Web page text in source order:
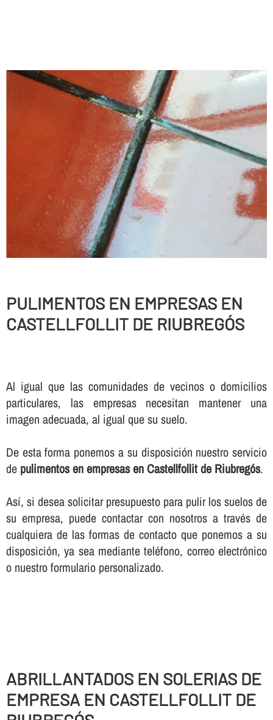
PULIMENTOS EN EMPRESAS EN
CASTELLFOLLIT DE RIUBREGÓS
Al igual que las comunidades de vecinos o domicilios
particulares, las empresas necesitan mantener una
imagen adecuada, al igual que su suelo.
De esta forma ponemos a su disposición nuestro servicio
de pulimentos en empresas en Castellfollit de Riubregós.
Así­, si desea solicitar presupuesto para pulir los suelos de
su empresa, puede contactar con nosotros a través de
cualquiera de las formas de contacto que ponemos a su
disposición, ya sea mediante teléfono, correo electrónico
o nuestro formulario personalizado.
ABRILLANTADOS EN SOLERIAS DE
EMPRESA EN CASTELLFOLLIT DE